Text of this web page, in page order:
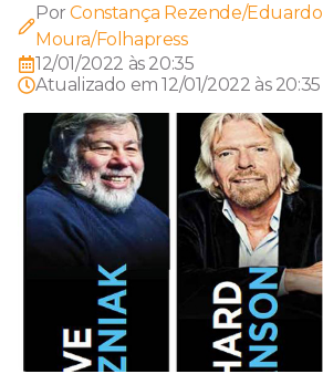
Por Constança Rezende/Eduardo
Moura/Folhapress
12/01/2022 às 20:35
Atualizado em12/01/2022 às 20:35